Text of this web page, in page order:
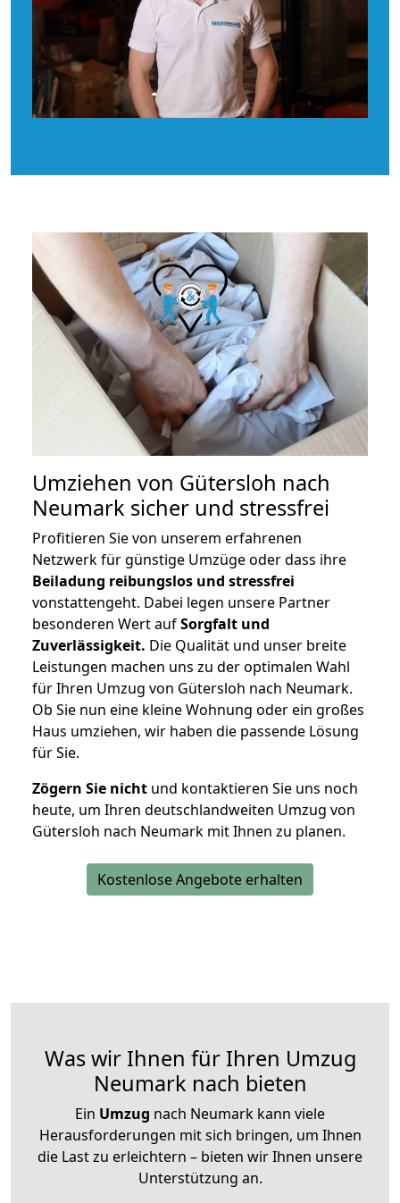
Umziehen von Gütersloh nach
Neumark sicher und stressfrei
Profitieren Sie von unserem erfahrenen
Netzwerk für günstige Umzüge oder dass ihre
Beiladung reibungslos und stressfrei
vonstattengeht. Dabei legen unsere Partner
besonderen Wert aufSorgfalt und
Zuverlässigkeit. Die Qualität und unser breite
Leistungen machen uns zu der optimalen Wahl
für Ihren Umzug von Gütersloh nach Neumark.
Ob Sie nun eine kleine Wohnung oder ein großes
Haus umziehen, wir haben die passende Lösung
für Sie.
Zögern Sie nicht und kontaktieren Sie uns noch
heute, um Ihren deutschlandweiten Umzug von
Gütersloh nach Neumark mit Ihnen zu planen.
Kostenlose Angebote erhalten
Was wir Ihnen für Ihren Umzug
Neumark nach bieten
Ein Umzug nach Neumark kann viele
Herausforderungen mit sich bringen, um Ihnen
die Last zu erleichtern – bieten wir Ihnen unsere
Unterstützung an.